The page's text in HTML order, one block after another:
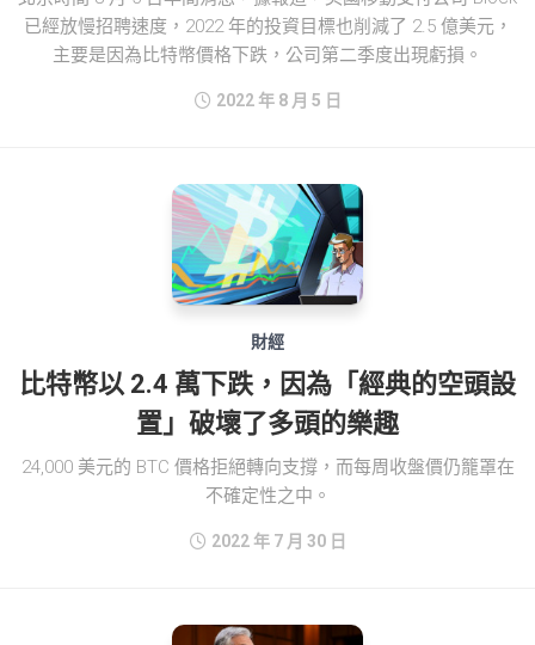
已經放慢招聘速度，2022 年的投資目標也削減了 2.5 億美元，
主要是因為比特幣價格下跌，公司第二季度出現虧損。
2022 年 8 月 5 日
財經
比特幣以 2.4 萬下跌，因為「經典的空頭設
置」破壞了多頭的樂趣
24,000 美元的 BTC 價格拒絕轉向支撐，而每周收盤價仍籠罩在
不確定性之中。
2022 年 7 月 30 日